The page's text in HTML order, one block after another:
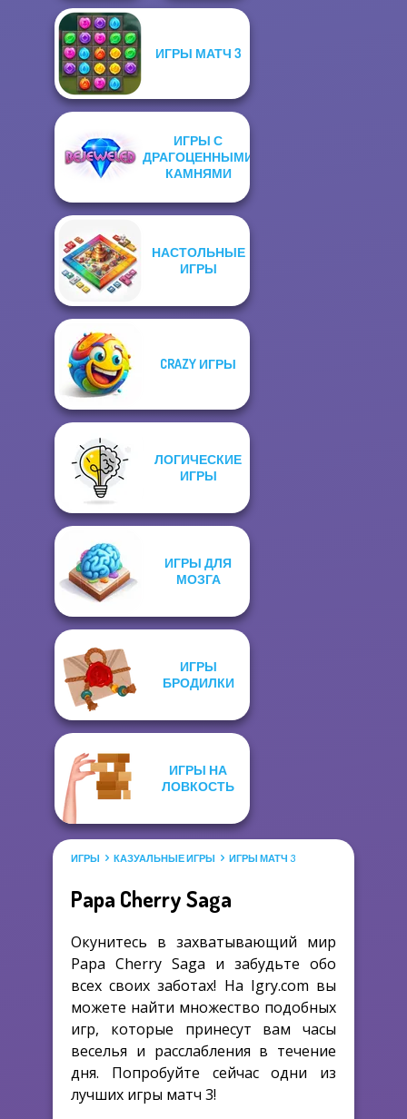
Mahjong Sweet
Easter
Magic and
ИГРЫ МАТЧ 3
ИГРЫ С
ДРАГОЦЕННЫМИ
КАМНЯМИ
НАСТОЛЬНЫЕ
ИГРЫ
CRAZY ИГРЫ
ЛОГИЧЕСКИЕ
ИГРЫ
ИГРЫ ДЛЯ
МОЗГА
ИГРЫ
БРОДИЛКИ
ИГРЫ НА
ЛОВКОСТЬ
ИГРЫ КАЗУАЛЬНЫЕ ИГРЫ ИГРЫ МАТЧ 3
Papa Cherry Saga
Окунитесь в захватывающий мир
Papa Cherry Saga и забудьте обо
всех своих заботах! На Igry.com вы
можете найти множество подобных
игр, которые принесут вам часы
веселья и расслабления в течение
дня. Попробуйте сейчас одни из
лучших игры матч 3!